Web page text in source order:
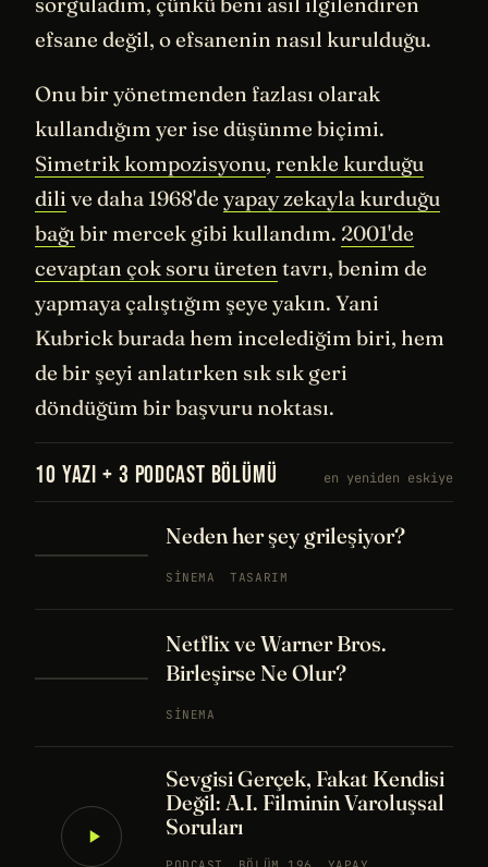
efsane değil, o efsanenin nasıl kurulduğu.
Onu bir yönetmenden fazlası olarak
kullandığım yer ise düşünme biçimi.
Simetrik kompozisyonu, renkle kurduğu
dili ve daha 1968'de yapay zekayla kurduğu
bağı bir mercek gibi kullandım. 2001'de
cevaptan çok soru üreten tavrı, benim de
yapmaya çalıştığım şeye yakın. Yani
Kubrick burada hem incelediğim biri, hem
de bir şeyi anlatırken sık sık geri
döndüğüm bir başvuru noktası.
10 YAZI + 3 PODCAST BÖLÜMÜ en yeniden eskiye
Neden her şey grileşiyor?
SINEMA TASARIM
Netflix ve Warner Bros.
Birleşirse Ne Olur?
SINEMA
Sevgisi Gerçek, Fakat Kendisi
Değil: A.I. Filminin Varoluşsal
Soruları